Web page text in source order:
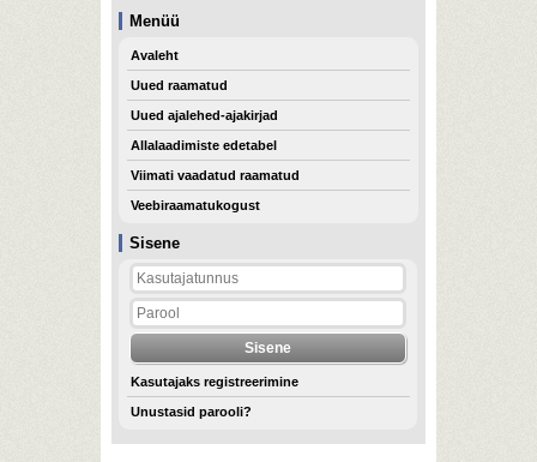
Sisene
Kasutajaks registreerimine
Unustasid parooli?
Menüü
Avaleht
Uued raamatud
Uued ajalehed-ajakirjad
Allalaadimiste edetabel
Viimati vaadatud raamatud
Veebiraamatukogust